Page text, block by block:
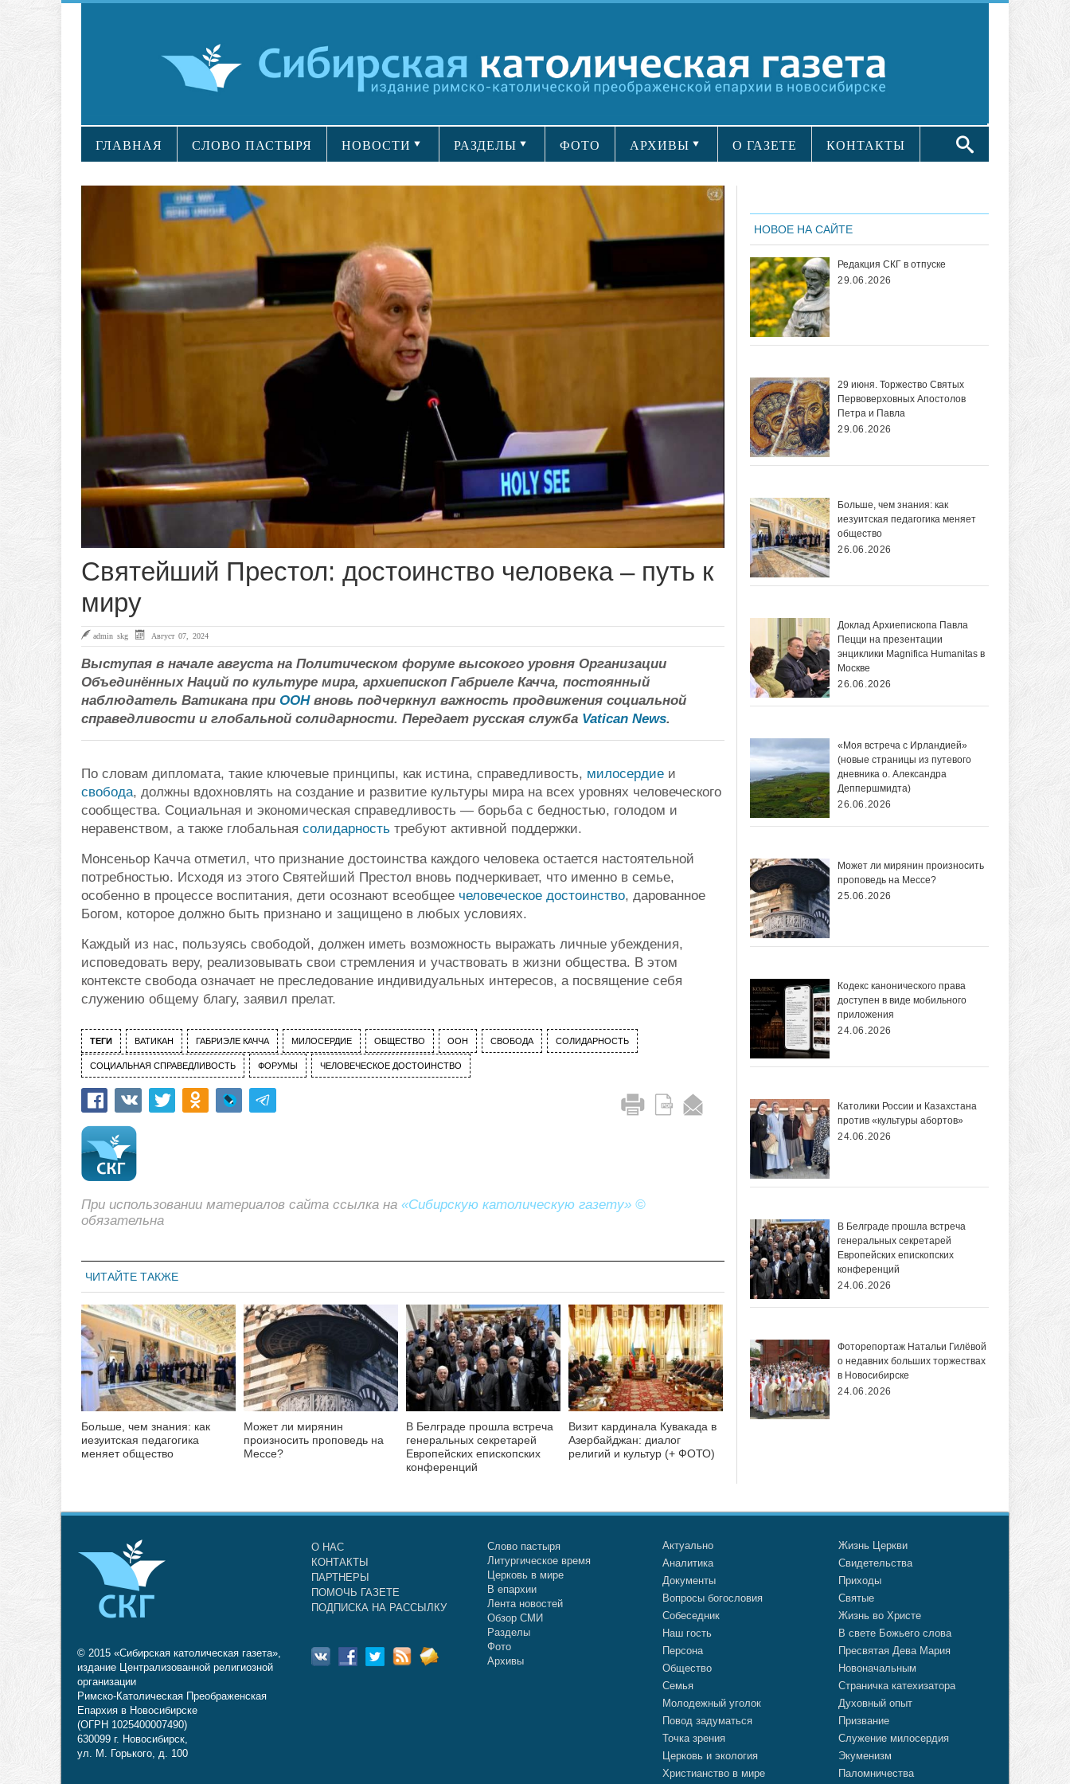
ГЛАВНАЯ СЛОВО ПАСТЫРЯ НОВОСТИ РАЗДЕЛЫ ФОТО АРХИВЫ О ГАЗЕТЕ КОНТАКТЫ
Святейший Престол: достоинство человека ‒ путь к
миру
admin skg Август 07, 2024
Выступая в начале августа на Политическом форуме высокого уровня Организации
Объединённых Наций по культуре мира, архиепископ Габриеле Качча, постоянный
наблюдатель Ватикана при ООНвновь подчеркнул важность продвижения социальной
справедливости и глобальной солидарности. Передает русская служба Vatican News.
По словам дипломата, такие ключевые принципы, как истина, справедливость, милосердие и
свобода, должны вдохновлять на создание и развитие культуры мира на всех уровнях человеческого
сообщества. Социальная и экономическая справедливость — борьба с бедностью, голодом и
неравенством, а также глобальная солидарность требуют активной поддержки.
Монсеньор Качча отметил, что признание достоинства каждого человека остается настоятельной
потребностью. Исходя из этого Святейший Престол вновь подчеркивает, что именно в семье,
особенно в процессе воспитания, дети осознают всеобщее человеческое достоинство, дарованное
Богом, которое должно быть признано и защищено в любых условиях.
Каждый из нас, пользуясь свободой, должен иметь возможность выражать личные убеждения,
исповедовать веру, реализовывать свои стремления и участвовать в жизни общества. В этом
контексте свобода означает не преследование индивидуальных интересов, а посвящение себя
служению общему благу, заявил прелат.
ТЕГИ ВАТИКАН ГАБРИЭЛЕ КАЧЧА МИЛОСЕРДИЕ ОБЩЕСТВО ООН СВОБОДА СОЛИДАРНОСТЬ
СОЦИАЛЬНАЯ СПРАВЕДЛИВОСТЬ ФОРУМЫ ЧЕЛОВЕЧЕСКОЕ ДОСТОИНСТВО
При использовании материалов сайта ссылка на «Сибирскую католическую газету» ©
обязательна
ЧИТАЙТЕ ТАКЖЕ
Больше, чем знания: как
иезуитская педагогика
меняет общество
Может ли мирянин
произносить проповедь на
Мессе?
В Белграде прошла встреча
генеральных секретарей
Европейских епископских
конференций
Визит кардинала Кувакада в
Азербайджан: диалог
религий и культур (+ ФОТО)
НОВОЕ НА САЙТЕ
Редакция СКГ в отпуске
29.06.2026
29 июня. Торжество Святых
Первоверховных Апостолов
Петра и Павла
29.06.2026
Больше, чем знания: как
иезуитская педагогика меняет
общество
26.06.2026
Доклад Архиепископа Павла
Пецци на презентации
энциклики Magnifica Нumanitas в
Москве
26.06.2026
«Моя встреча с Ирландией»
(новые страницы из путевого
дневника о. Александра
Деппершмидта)
26.06.2026
Может ли мирянин произносить
проповедь на Мессе?
25.06.2026
Кодекс канонического права
доступен в виде мобильного
приложения
24.06.2026
Католики России и Казахстана
против «культуры абортов»
24.06.2026
В Белграде прошла встреча
генеральных секретарей
Европейских епископских
конференций
24.06.2026
Фоторепортаж Натальи Гилёвой
о недавних больших торжествах
в Новосибирске
24.06.2026
© 2015 «Сибирская католическая газета»,
издание Централизованной религиозной
организации
Римско-Католическая Преображенская
Епархия в Новосибирске
(ОГРН 1025400007490)
630099 г. Новосибирск,
ул. М. Горького, д. 100
О НАС
КОНТАКТЫ
ПАРТНЕРЫ
ПОМОЧЬ ГАЗЕТЕ
ПОДПИСКА НА РАССЫЛКУ
Слово пастыря
Литургическое время
Церковь в мире
В епархии
Лента новостей
Обзор СМИ
Разделы
Фото
Архивы
Актуально
Аналитика
Документы
Вопросы богословия
Собеседник
Наш гость
Персона
Общество
Семья
Молодежный уголок
Повод задуматься
Точка зрения
Церковь и экология
Христианство в мире
Жизнь Церкви
Свидетельства
Приходы
Святые
Жизнь во Христе
В свете Божьего слова
Пресвятая Дева Мария
Новоначальным
Страничка катехизатора
Духовный опыт
Призвание
Служение милосердия
Экуменизм
Паломничества